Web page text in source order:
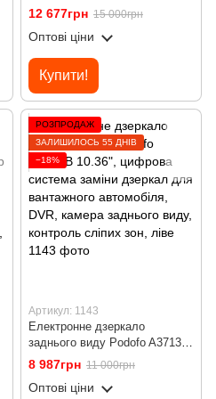
камерами заднього виду
Podofo A3554, для вантажних
автомобілів, CarPlay/Android
Auto, Bluetooth, FM
12 677грн 15 000грн
Оптові ціни
Купити!
РОЗПРОДАЖ
ЗАЛИШИЛОСЬ 55 ДНІВ
−18%
Артикул: 1143
Електронне дзеркало
заднього виду Podofo A3713B
10.36", цифрова система
заміни дзеркал для
вантажного автомобіля, DVR,
8 987грн 11 000грн
Оптові ціни